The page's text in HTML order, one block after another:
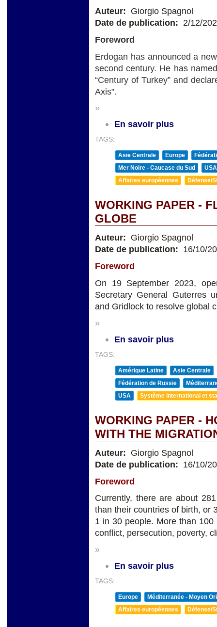
Auteur: Giorgio Spagnol
Date de publication: 2/12/
Foreword
Erdogan has announced a
second century. He has
“Century of Turkey” and
Axis”.
»
En savoir plus
TAGS:
Asie Centrale Europe
Mer Noire - Caucase du Sud
USA
Affaires européennes
Défense/
WORKING PAPER -
GLOBE
Auteur: Giorgio Spagnol
Date de publication: 16/10/
Foreword
On 19 September 2023,
Secretary General Guterres
and Gridlock to resolve global
»
En savoir plus
TAGS:
Amérique Latine
Asie Centrale
Fédération de Russie
USA
Système international et
WORKING PAPER -
WITH THE
Auteur: Giorgio Spagnol
Date de publication: 16/10/
Foreword
Currently, there are about
than their countries of birth, or
1 in 30 people. More than
conflict, persecution, poverty,
»
En savoir plus
TAGS:
Europe
Méditerranée - Moyen
Affaires européennes
Défense/